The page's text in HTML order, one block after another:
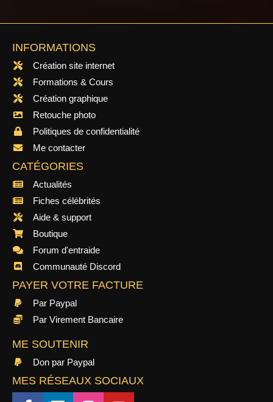
INFORMATIONS
Création site internet
Formations & Cours
Création graphique
Retouche photo
Politiques de confidentialité
Me contacter
CATÉGORIES
Actualités
Fiches célébrités
Aide & support
Boutique
Forum d'entraide
Communauté Discord
PAYER VOTRE FACTURE
Par Paypal
Par Virement Bancaire
ME SOUTENIR
Don par Paypal
MES RÉSEAUX SOCIAUX